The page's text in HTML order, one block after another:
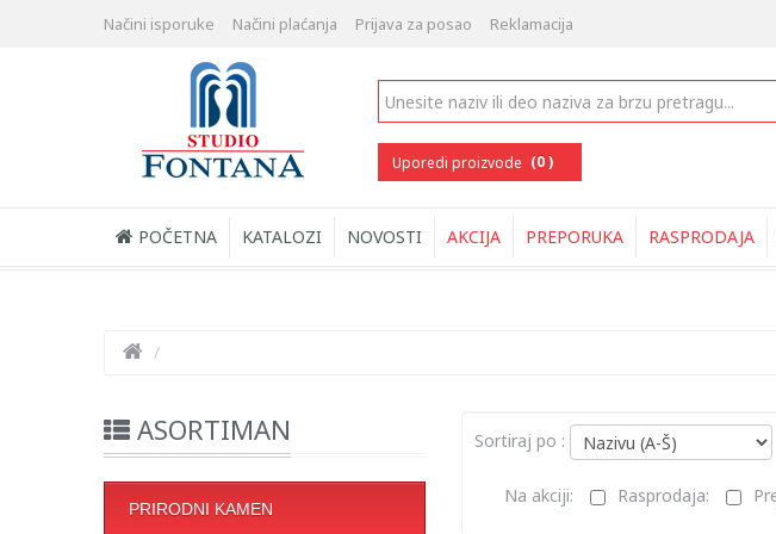
Načini isporuke Načini plaćanja Prijava za posao Reklamacija
Uporedi proizvode (0 )
POČETNA KATALOZI NOVOSTI AKCIJA PREPORUKA RASPRODAJA
/
ASORTIMAN
PRIRODNI KAMEN
Sortiraj po :
Na akciji: Rasprodaja: